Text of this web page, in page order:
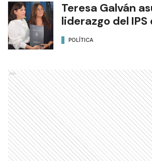
Teresa Galván
liderazgo del IPS
POLÍTICA
Ads